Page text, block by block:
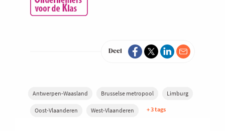
Deel
Antwerpen-Waasland Brusselse metropool Limburg
Oost-Vlaanderen West-Vlaanderen + 3 tags